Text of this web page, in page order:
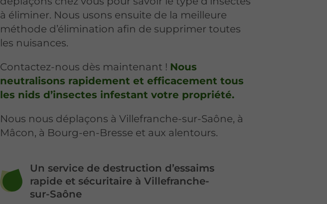
à éliminer. Nous usons ensuite de la meilleure
méthode d’élimination afin de supprimer toutes
les nuisances.
Contactez-nous dès maintenant ! Nous
neutralisons rapidement et efficacement tous
les nids d’insectes infestant votre propriété.
Nous nous déplaçons à Villefranche-sur-Saône, à
Mâcon, à Bourg-en-Bresse et aux alentours.
Un service de destruction d’essaims
rapide et sécuritaire à Villefranche-
sur-Saône